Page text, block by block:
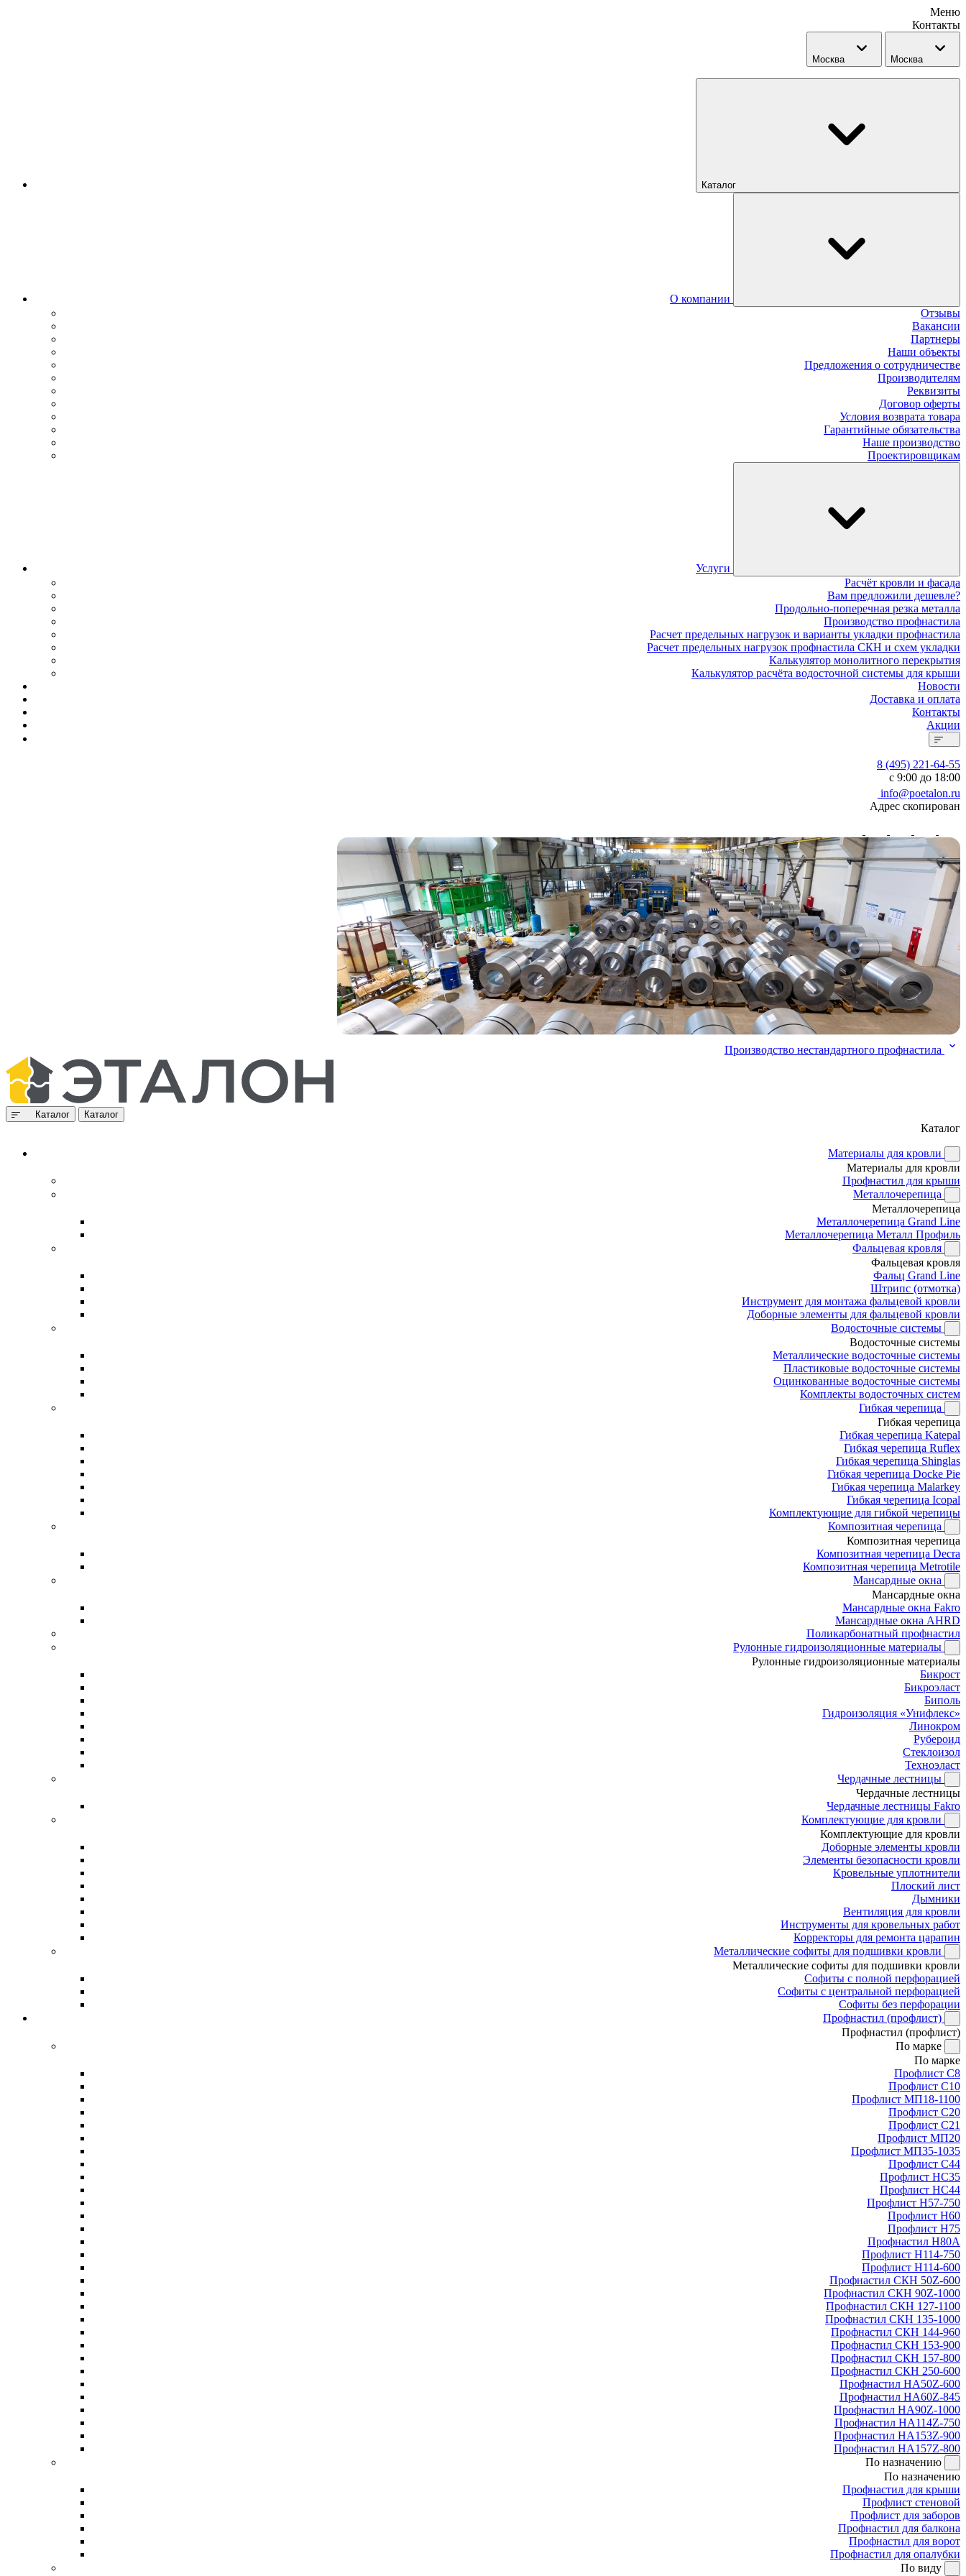
Меню
Контакты
Москва Москва
Каталог
О компании
Отзывы
Вакансии
Партнеры
Наши объекты
Предложения о сотрудничестве
Производителям
Реквизиты
Договор оферты
Условия возврата товара
Гарантийные обязательства
Наше производство
Проектировщикам
Услуги
Расчёт кровли и фасада
Вам предложили дешевле?
Продольно-поперечная резка металла
Производство профнастила
Расчет предельных нагрузок и варианты укладки профнастила
Расчет предельных нагрузок профнастила СКН и схем укладки
Калькулятор монолитного перекрытия
Калькулятор расчёта водосточной системы для крыши
Новости
Доставка и оплата
Контакты
Акции
8 (495) 221-64-55
с 9:00 до 18:00
info@poetalon.ru
Адрес скопирован
Производство нестандартного профнастила
Каталог Каталог
Каталог
Материалы для кровли
Материалы для кровли
Профнастил для крыши
Металлочерепица
Металлочерепица
Металлочерепица Grand Line
Металлочерепица Металл Профиль
Фальцевая кровля
Фальцевая кровля
Фальц Grand Line
Штрипс (отмотка)
Инструмент для монтажа фальцевой кровли
Доборные элементы для фальцевой кровли
Водосточные системы
Водосточные системы
Металлические водосточные системы
Пластиковые водосточные системы
Оцинкованные водосточные системы
Комплекты водосточных систем
Гибкая черепица
Гибкая черепица
Гибкая черепица Katepal
Гибкая черепица Ruflex
Гибкая черепица Shinglas
Гибкая черепица Docke Pie
Гибкая черепица Malarkey
Гибкая черепица Icopal
Комплектующие для гибкой черепицы
Композитная черепица
Композитная черепица
Композитная черепица Decra
Композитная черепица Metrotile
Мансардные окна
Мансардные окна
Мансардные окна Fakro
Мансардные окна AHRD
Поликарбонатный профнастил
Рулонные гидроизоляционные материалы
Рулонные гидроизоляционные материалы
Бикрост
Бикроэласт
Биполь
Гидроизоляция «Унифлекс»
Линокром
Рубероид
Стеклоизол
Техноэласт
Чердачные лестницы
Чердачные лестницы
Чердачные лестницы Fakro
Комплектующие для кровли
Комплектующие для кровли
Доборные элементы кровли
Элементы безопасности кровли
Кровельные уплотнители
Плоский лист
Дымники
Вентиляция для кровли
Инструменты для кровельных работ
Корректоры для ремонта царапин
Металлические софиты для подшивки кровли
Металлические софиты для подшивки кровли
Софиты с полной перфорацией
Софиты с центральной перфорацией
Софиты без перфорации
Профнастил (профлист)
Профнастил (профлист)
По марке
По марке
Профлист С8
Профлист С10
Профлист МП18-1100
Профлист С20
Профлист С21
Профлист МП20
Профлист МП35-1035
Профлист С44
Профлист НС35
Профлист НС44
Профлист Н57-750
Профлист Н60
Профлист Н75
Профнастил Н80А
Профлист Н114-750
Профлист Н114-600
Профнастил СКН 50Z-600
Профнастил СКН 90Z-1000
Профнастил СКН 127-1100
Профнастил СКН 135-1000
Профнастил СКН 144-960
Профнастил СКН 153-900
Профнастил СКН 157-800
Профнастил СКН 250-600
Профнастил НА50Z-600
Профнастил НА60Z-845
Профнастил НА90Z-1000
Профнастил НА114Z-750
Профнастил НА153Z-900
Профнастил НА157Z-800
По назначению
По назначению
Профнастил для крыши
Профлист стеновой
Профлист для заборов
Профнастил для балкона
Профнастил для ворот
Профнастил для опалубки
По виду